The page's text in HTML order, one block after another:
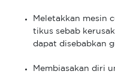
Meletakkan mesin
tikus sebab
dapat disebabkan
Membiasakan diri